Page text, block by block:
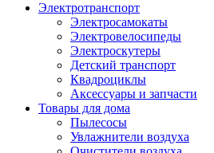
Электротранспорт
Электросамокаты
Электровелосипеды
Электроскутеры
Детский транспорт
Квадроциклы
Аксессуары и запчасти
Товары для дома
Пылесосы
Увлажнители воздуха